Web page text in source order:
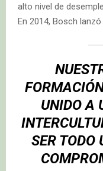
alto nivel de
En 2014, Bosch
UNIDO A
SER TODO